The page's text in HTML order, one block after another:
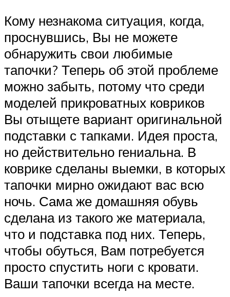
Кому незнакома ситуация, когда,
проснувшись, Вы не можете
обнаружить свои любимые
тапочки? Теперь об этой проблеме
можно забыть, потому что среди
моделей прикроватных ковриков
Вы отыщете вариант оригинальной
подставки с тапками. Идея проста,
но действительно гениальна. В
коврике сделаны выемки, в которых
тапочки мирно ожидают вас всю
ночь. Сама же домашняя обувь
сделана из такого же материала,
что и подставка под них. Теперь,
чтобы обуться, Вам потребуется
просто спустить ноги с кровати.
Ваши тапочки всегда на месте.